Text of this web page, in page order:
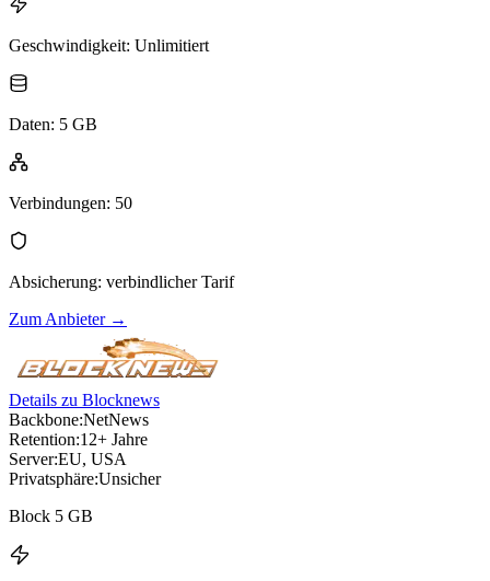
Geschwindigkeit: Unlimitiert
Daten: 5 GB
Verbindungen: 50
Absicherung: verbindlicher Tarif
Zum Anbieter→
Details zu Blocknews
Backbone:NetNews
Retention:12+ Jahre
Server:EU, USA
Privatsphäre:Unsicher
Block 5 GB